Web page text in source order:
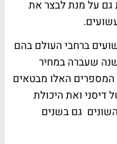
גם על מנת לבצר את
12 פארקי שעשועים ברחבי העולם בהם
בשנה שעברה במחיר
של מעל ל-110 דולר. המספרים האלו מבטאים
ואת היכולת
גם בשנים